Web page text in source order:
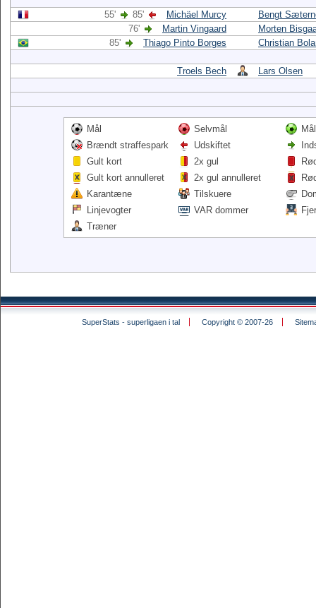
55' 85' Michäel Murcy
Bengt
76'
Martin Vingaard
Morten
85'
Thiago Pinto Borges Christian
Troels Bech Lars Olsen
Mål Selvmål
Brændt straffespark
Udskiftet
Gult kort
2x gul
Gult kort annulleret
2x gul annulleret
Karantæne
Tilskuere
Linjevogter
VAR dommer
Træner
SuperStats - superligaen i tal Copyright © 2007-26